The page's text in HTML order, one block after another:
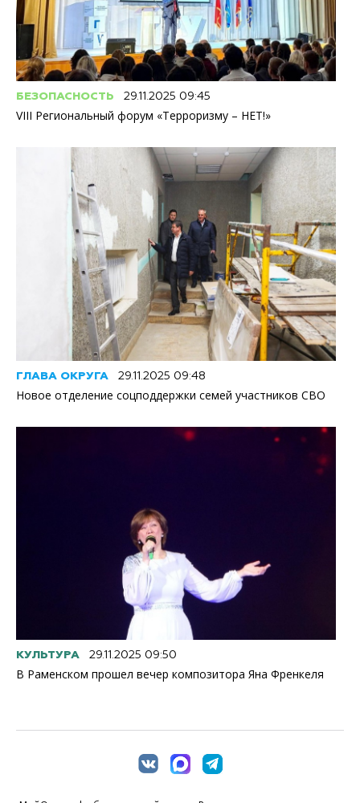
БЕЗОПАСНОСТЬ 29.11.2025 09:45
VIII Региональный форум «Терроризму – НЕТ!»
ГЛАВА ОКРУГА 29.11.2025 09:48
Новое отделение соцподдержки семей участников СВО
КУЛЬТУРА 29.11.2025 09:50
В Раменском прошел вечер композитора Яна Френкеля